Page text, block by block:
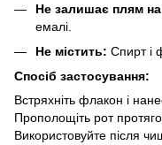
Не залишає плям
емалі.
Не містить: Спирт і
Спосіб застосування:
Встряхніть флакон і
Прополощіть рот
Використовуйте після